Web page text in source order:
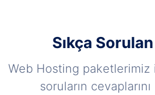
Sıkça
Web Hosting paketlerimiz
soruların